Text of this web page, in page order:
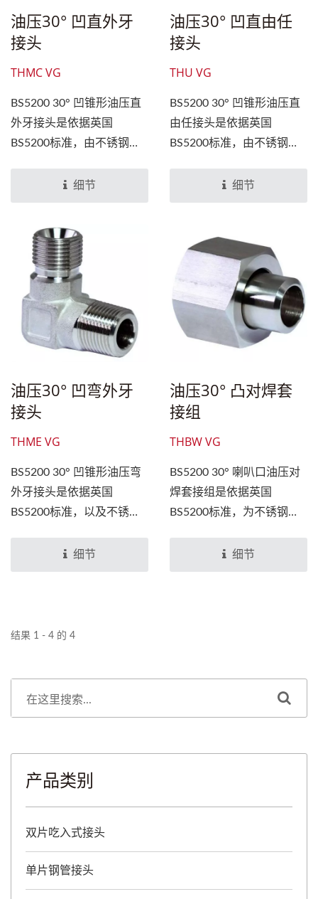
油压30° 凹直外牙
接头
THMC VG
BS5200 30° 凹锥形油压直
外牙接头是依据英国
BS5200标准，由不锈钢制
PT（或称R）外牙，另一端
是30°...
细节
油压30° 凹直由任
接头
THU VG
BS5200 30° 凹锥形油压直
由任接头是依据英国
BS5200标准，由不锈钢制
细节
油压30° 凹弯外牙
接头
THME VG
BS5200 30° 凹锥形油压弯
外牙接头是依据英国
BS5200标准，以及不锈钢
细节
油压30° 凸对焊套
接组
THBW VG
BS5200 30° 喇叭口油压对
焊套接组是依据英国
BS5200标准，为不锈钢制
细节
结果 1 - 4 的 4
产品类别
双片吃入式接头
单片钢管接头